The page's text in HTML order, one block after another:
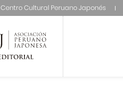
Centro Cultural Peruano Japonés